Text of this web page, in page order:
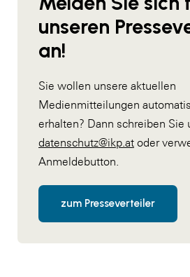
unseren
an!
Sie wollen unsere aktuellen
Medienmitteilungen
erhalten? Dann schreiben Sie
datenschutz@ikp.at oder
Anmeldebutton.
zum Presseverteiler